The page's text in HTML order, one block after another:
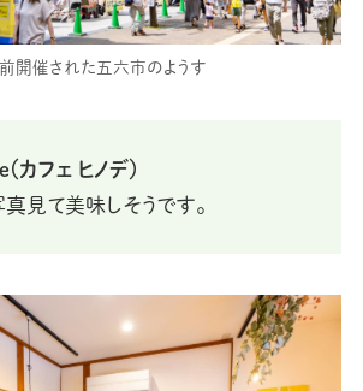
開催された五六市のようす
カフェ ヒノデ）
見て美味しそうです。